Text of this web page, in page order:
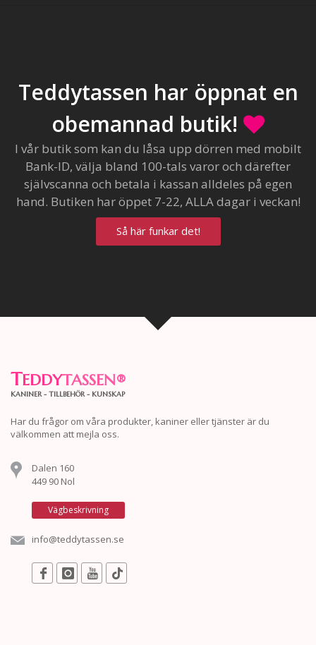
Teddytassen har öppnat en
obemannad butik!
I vår butik som kan du låsa upp dörren med mobilt
Bank-ID, välja bland 100-tals varor och därefter
självscanna och betala i kassan alldeles på egen
hand. Butiken har öppet 7-22, ALLA dagar i veckan!
Så här funkar det!
TEDDYTASSEN®
KANINER - TILLBEHÖR - KUNSKAP
Har du frågor om våra produkter, kaniner eller tjänster är du
välkommen att mejla oss.
Dalen 160
449 90 Nol
Vägbeskrivning
info@teddytassen.se